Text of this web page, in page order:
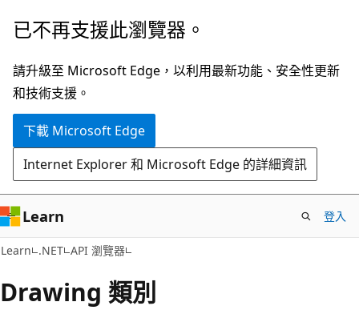
跳
主
要
內
跳
頁
面
內
覽
已不再支援此瀏覽器。
請升級至 Microsoft Edge，以利用最新功能、安全性更新
和技術支援。
下載 Microsoft Edge
Internet Explorer 和 Microsoft Edge 的詳細資訊
Learn 登入
Learn .NET API 瀏覽器
Drawing 類別